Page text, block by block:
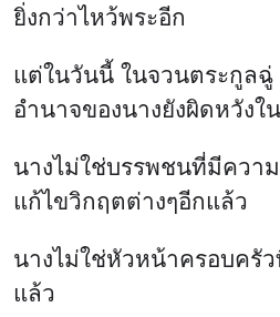
ยิ่งกว่าไหว้พระอีก
แต่ในวันนี้ ในจวนตระกูล
อำนาจของนางยังผิดหวังใ
นางไม่ใช่บรรพชนที่มีควา
แก้ไขวิกฤตต่างๆอีกแล้ว
นางไม่ใช่หัวหน้าครอบครั
แล้ว